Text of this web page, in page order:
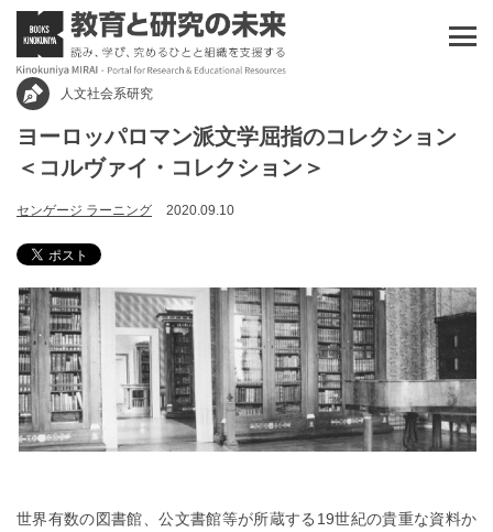
人文社会系研究
ヨーロッパロマン派文学屈指のコレクション
＜コルヴァイ・コレクション＞
センゲージ ラーニング 2020.09.10
世界有数の図書館、公文書館等が所蔵する19世紀の貴重な資料か